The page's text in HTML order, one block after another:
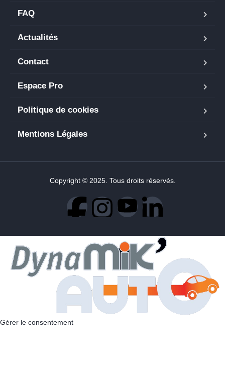
FAQ
Actualités
Contact
Espace Pro
Politique de cookies
Mentions Légales
Copyright © 2025. Tous droits réservés.
Gérer le consentement